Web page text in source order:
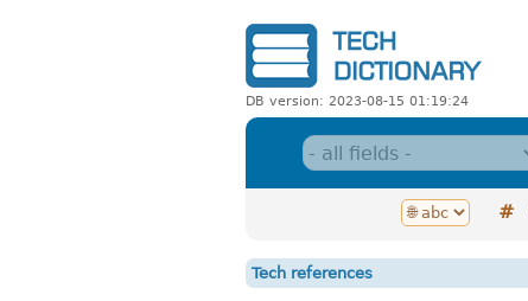
DB version: 2023-08-15 01:19:24
#
Tech references